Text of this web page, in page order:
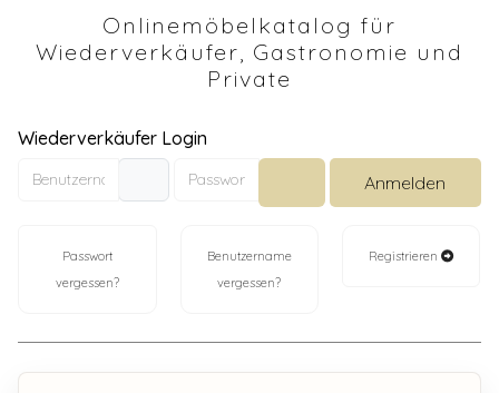
Onlinemöbelkatalog für
Wiederverkäufer, Gastronomie und
Private
Wiederverkäufer Login
Benutzername
Passwort
Passwort anzeigen
Anmelden
Passwort
vergessen?
Benutzername
vergessen?
Registrieren